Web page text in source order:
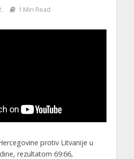
1 Min Read
protiv Litvanije u
rezultatom 69:66,